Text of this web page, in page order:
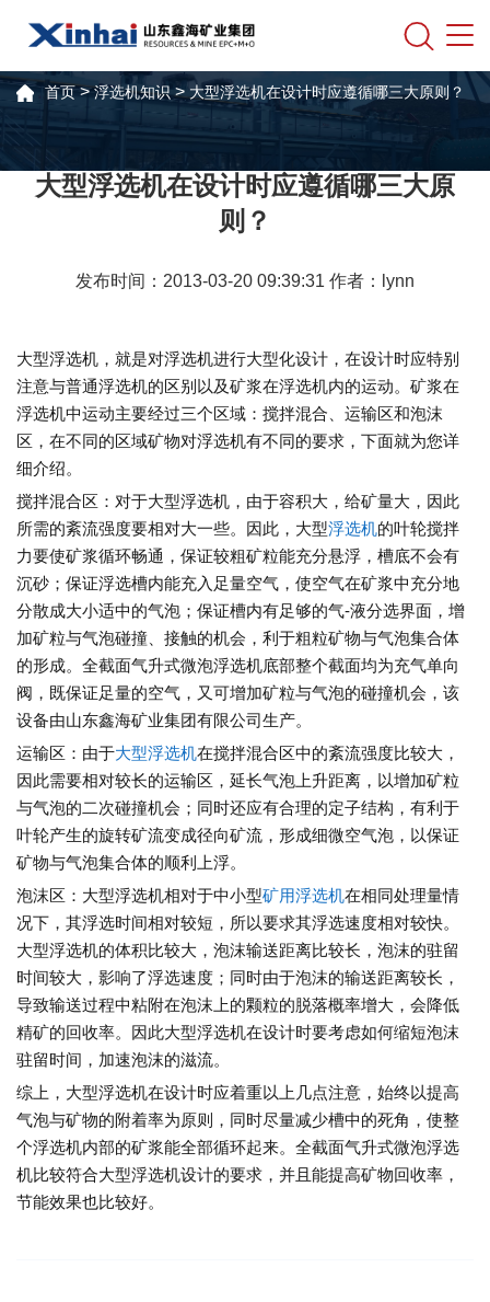
首页>浮选机知识>大型浮选机在设计时应遵循哪三大原则？
大型浮选机在设计时应遵循哪三大原
则？
发布时间：2013-03-20 09:39:31 作者：lynn
大型浮选机，就是对浮选机进行大型化设计，在设计时应特别
注意与普通浮选机的区别以及矿浆在浮选机内的运动。矿浆在
浮选机中运动主要经过三个区域：搅拌混合、运输区和泡沫
区，在不同的区域矿物对浮选机有不同的要求，下面就为您详
细介绍。
搅拌混合区：对于大型浮选机，由于容积大，给矿量大，因此
所需的紊流强度要相对大一些。因此，大型浮选机的叶轮搅拌
力要使矿浆循环畅通，保证较粗矿粒能充分悬浮，槽底不会有
沉砂；保证浮选槽内能充入足量空气，使空气在矿浆中充分地
分散成大小适中的气泡；保证槽内有足够的气-液分选界面，增
加矿粒与气泡碰撞、接触的机会，利于粗粒矿物与气泡集合体
的形成。全截面气升式微泡浮选机底部整个截面均为充气单向
阀，既保证足量的空气，又可增加矿粒与气泡的碰撞机会，该
设备由山东鑫海矿业集团有限公司生产。
运输区：由于大型浮选机在搅拌混合区中的紊流强度比较大，
因此需要相对较长的运输区，延长气泡上升距离，以增加矿粒
与气泡的二次碰撞机会；同时还应有合理的定子结构，有利于
叶轮产生的旋转矿流变成径向矿流，形成细微空气泡，以保证
矿物与气泡集合体的顺利上浮。
泡沫区：大型浮选机相对于中小型矿用浮选机在相同处理量情
况下，其浮选时间相对较短，所以要求其浮选速度相对较快。
大型浮选机的体积比较大，泡沫输送距离比较长，泡沫的驻留
时间较大，影响了浮选速度；同时由于泡沫的输送距离较长，
导致输送过程中粘附在泡沫上的颗粒的脱落概率增大，会降低
精矿的回收率。因此大型浮选机在设计时要考虑如何缩短泡沫
驻留时间，加速泡沫的滋流。
综上，大型浮选机在设计时应着重以上几点注意，始终以提高
气泡与矿物的附着率为原则，同时尽量减少槽中的死角，使整
个浮选机内部的矿浆能全部循环起来。全截面气升式微泡浮选
机比较符合大型浮选机设计的要求，并且能提高矿物回收率，
节能效果也比较好。